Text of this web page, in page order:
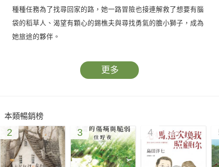
種種任務為了找尋回家的路，她一路冒險也接連解救了想要有腦
袋的稻草人、渴望有顆心的錫樵夫與尋找勇氣的膽小獅子，成為
她旅途的夥伴。
更多
本類暢銷榜
2 3 4